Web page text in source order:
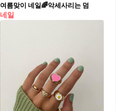
여름맞이 네일🌈악세사리는 덤
네일